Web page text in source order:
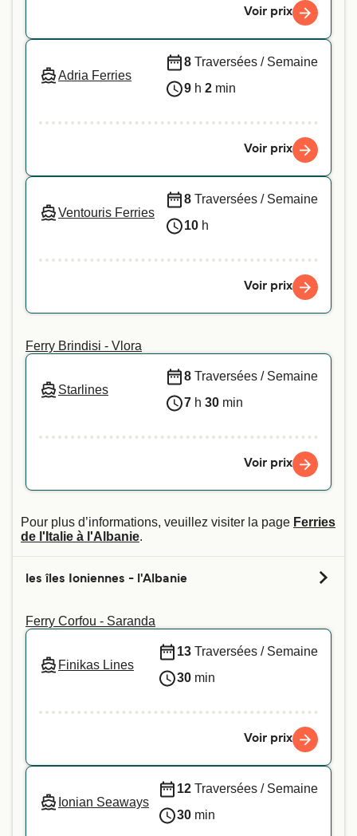
Voir prix
Adria Ferries
8 Traversées / Semaine
9 h 2 min
Voir prix
Ventouris Ferries
8 Traversées / Semaine
10 h
Voir prix
Ferry Brindisi - Vlora
Starlines
8 Traversées / Semaine
7 h 30 min
Voir prix
Pour plus d’informations, veuillez visiter la page Ferries
de l'Italie à l'Albanie.
les îles Ioniennes - l'Albanie
Ferry Corfou - Saranda
Finikas Lines
13 Traversées / Semaine
30 min
Voir prix
Ionian Seaways
12 Traversées / Semaine
30 min